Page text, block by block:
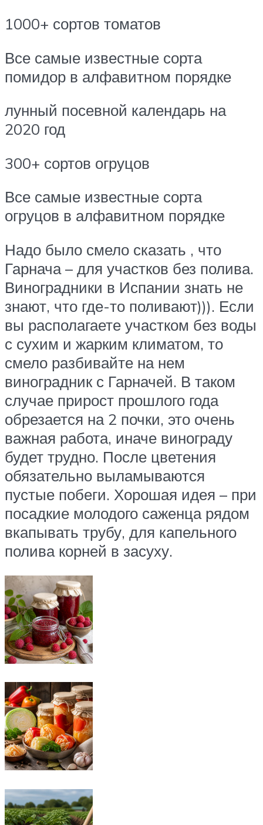
1000+ сортов томатов
Все самые известные сорта
помидор в алфавитном порядке
лунный посевной календарь на
2020 год
300+ сортов огруцов
Все самые известные сорта
огруцов в алфавитном порядке
Надо было смело сказать , что
Гарнача – для участков без полива.
Виноградники в Испании знать не
знают, что где-то поливают))). Если
вы располагаете участком без воды
с сухим и жарким климатом, то
смело разбивайте на нем
виноградник с Гарначей. В таком
случае прирост прошлого года
обрезается на 2 почки, это очень
важная работа, иначе винограду
будет трудно. После цветения
обязательно выламываются
пустые побеги. Хорошая идея – при
посадкие молодого саженца рядом
вкапывать трубу, для капельного
полива корней в засуху.